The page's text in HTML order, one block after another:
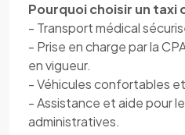
Pourquoi choisir un taxi
- Transport médical
- Prise en charge par la
en vigueur.
- Véhicules confortables
- Assistance et aide pour
administratives.